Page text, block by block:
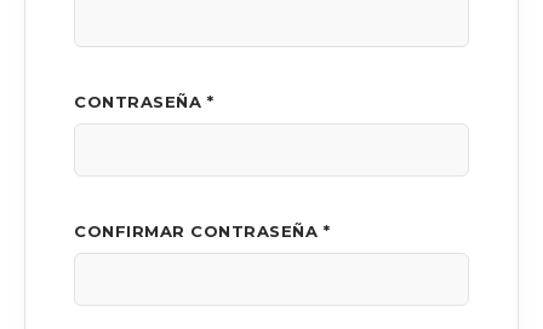
CONTRASEÑA *
CONFIRMAR CONTRASEÑA *